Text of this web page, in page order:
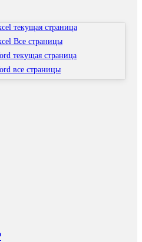
текущая страница
Все страницы
текущая страница
все страницы